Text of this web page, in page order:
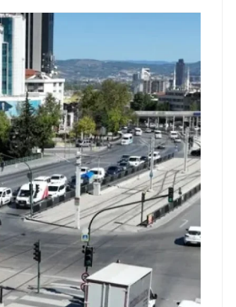
Gündem
Benzine dev zam kapıda: tarih belli
oldu!
2026-01-15 10:43:48